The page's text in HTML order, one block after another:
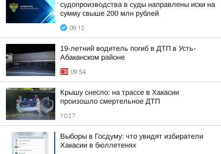
судопроизводства в суды направлены иски на
сумму свыше 200 млн рублей
09:12
19-летний водитель погиб в ДТП в Усть-
Абаканском районе
09:54
Крышу снесло: на трассе в Хакасии
произошло смертельное ДТП
10:27
Выборы в Госдуму: что увидят избиратели
Хакасии в бюллетенях